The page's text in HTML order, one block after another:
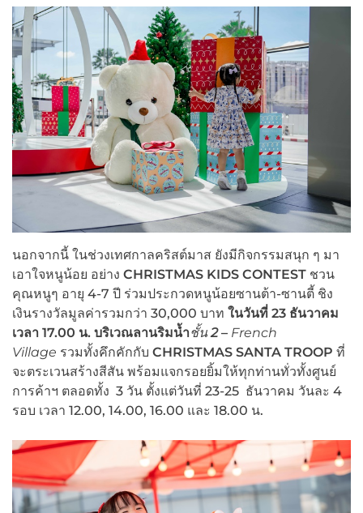
นอกจากนี้ ในช่วงเทศกาลคริสต์มาส ยังมีกิจกรรมสนุก ๆ มา
เอาใจหนูน้อย อย่าง CHRISTMAS KIDS CONTEST ชวน
คุณหนูๆ อายุ 4-7 ปี ร่วมประกวดหนูน้อยซานต้า-ซานตี้ ชิง
เงินรางวัลมูลค่ารวมกว่า 30,000 บาท ในวันที่ 23 ธันวาคม
เวลา 17.00 น. บริเวณลานริมน้ำชั้น2– French
Village รวมทั้งคึกคักกับ CHRISTMAS SANTA TROOP ที่
จะตระเวนสร้างสีสัน พร้อมแจกรอยยิ้มให้ทุกท่านทั่วทั้งศูนย์
การค้าฯ ตลอดทั้ง 3 วัน ตั้งแต่วันที่ 23-25 ธันวาคม วันละ 4
รอบ เวลา 12.00, 14.00, 16.00 และ 18.00 น.